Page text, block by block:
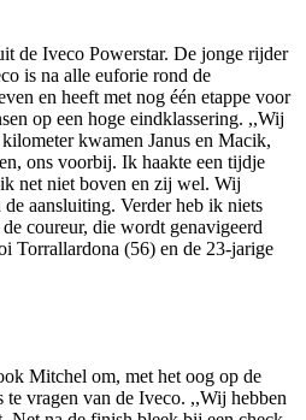
de Iveco Powerstar. De jonge rijder
is na alle euforie rond de
en heeft met nog één etappe voor
op een hoge eindklassering. ,,Wij
kwamen Janus en Macik,
ons voorbij. Ik haakte een tijdje
net niet boven en zij wel. Wij
aansluiting. Verder heb ik niets
de coureur, die wordt genavigeerd
Torrallardona (56) en de 23-jarige
Mitchel om, met het oog op de
vragen van de Iveco. ,,Wij hebben